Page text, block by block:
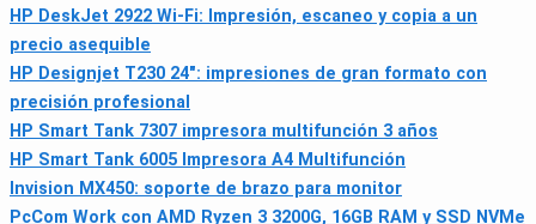
HP DeskJet 2922 Wi-Fi: Impresión, escaneo y copia a un
precio asequible
HP Designjet T230 24": impresiones de gran formato con
precisión profesional
HP Smart Tank 7307 impresora multifunción 3 años
HP Smart Tank 6005 Impresora A4 Multifunción
Invision MX450: soporte de brazo para monitor
PcCom Work con AMD Ryzen 3 3200G, 16GB RAM y SSD NVMe